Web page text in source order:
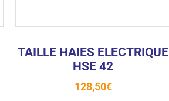
TAILLE HAIES ELECTRIQUE
HSE 42
128,50€